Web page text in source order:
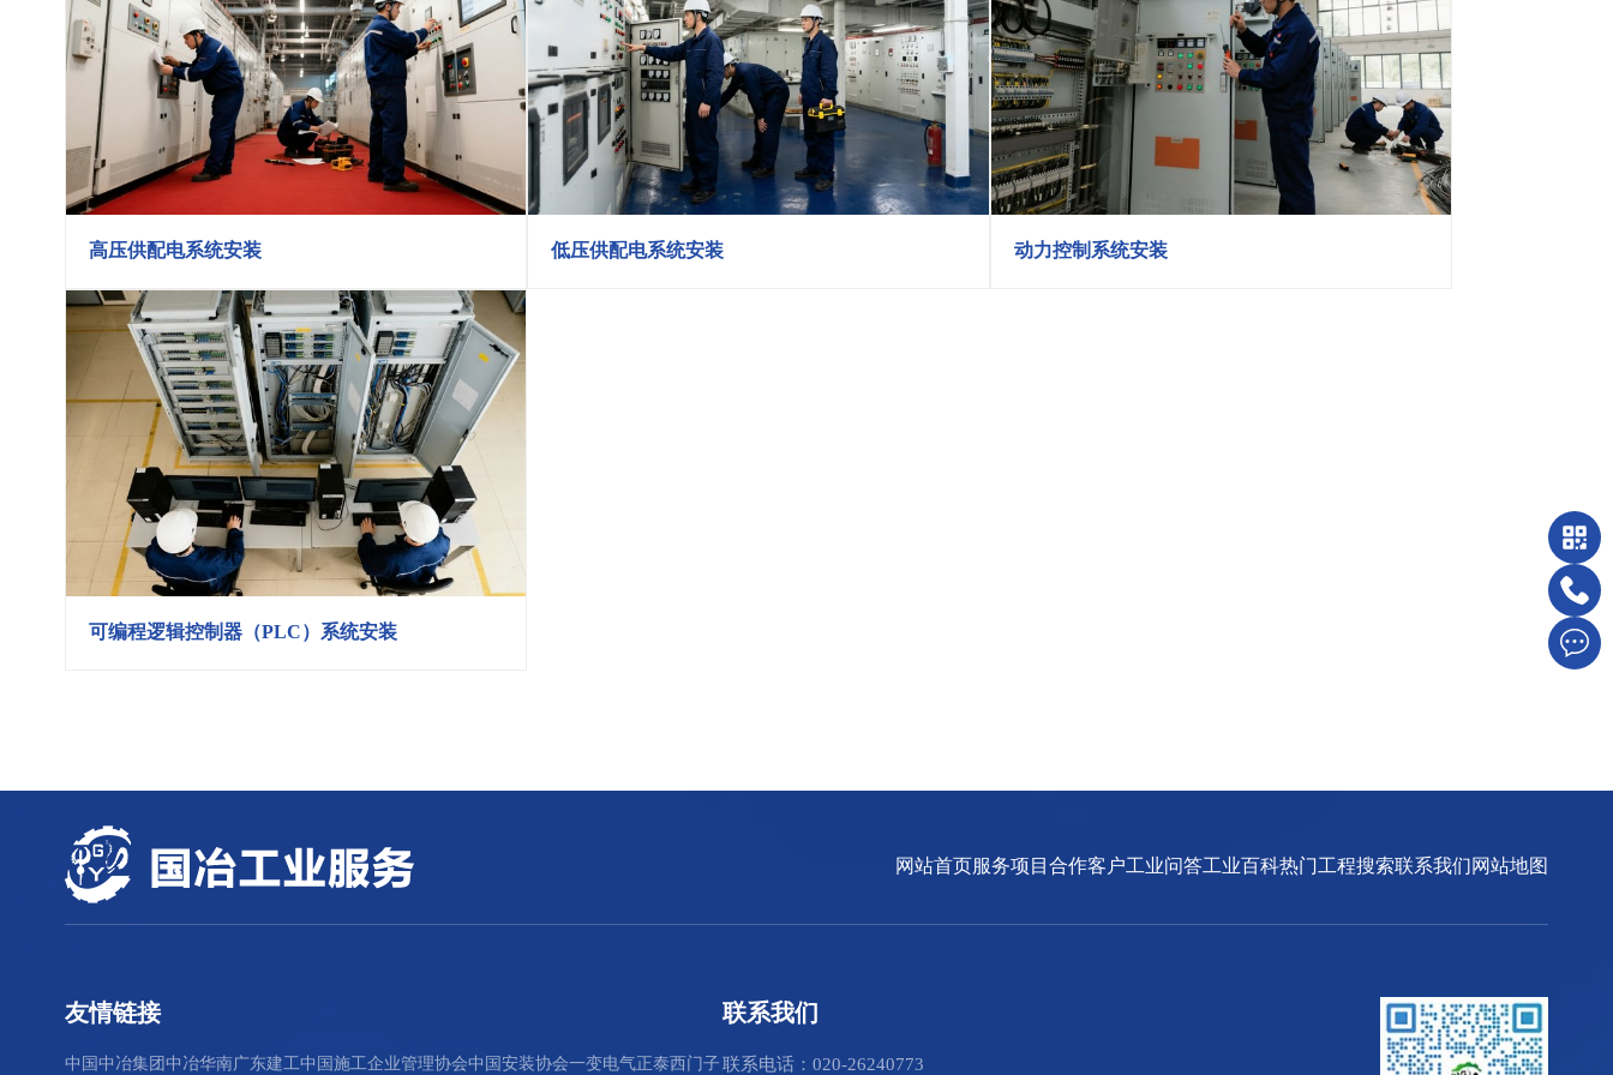
高压供配电系统安装 低压供配电系统安装 动力控制系统安装
可编程逻辑控制器（PLC）系统安装
网站首页服务项目合作客户工业问答工业百科热门工程搜索联系我们网站地图
友情链接
中国中冶集团 中冶华南广东建工中国施工企业管理协会中国安装协会一变电气正泰西门子
联系我们
联系电话：020-26240773